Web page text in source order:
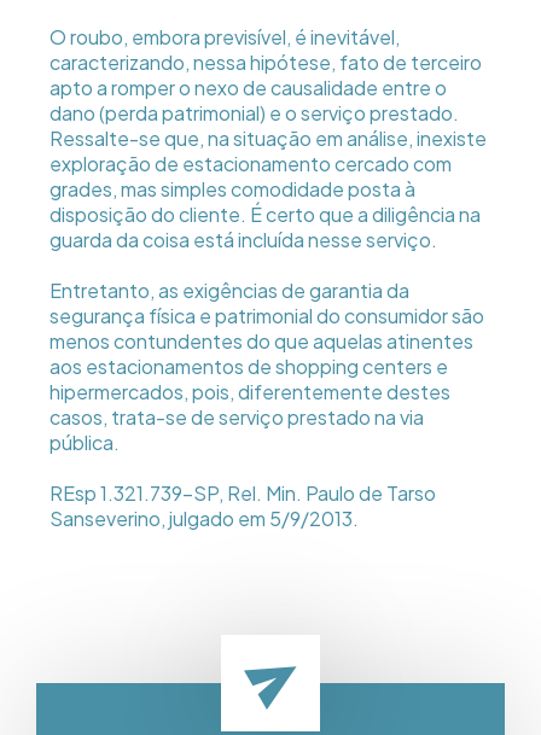
O roubo, embora previsível, é inevitável,
caracterizando, nessa hipótese, fato de terceiro
apto a romper o nexo de causalidade entre o
dano (perda patrimonial) e o serviço prestado.
Ressalte-se que, na situação em análise, inexiste
exploração de estacionamento cercado com
grades, mas simples comodidade posta à
disposição do cliente. É certo que a diligência na
guarda da coisa está incluída nesse serviço.
Entretanto, as exigências de garantia da
segurança física e patrimonial do consumidor são
menos contundentes do que aquelas atinentes
aos estacionamentos de shopping centers e
hipermercados, pois, diferentemente destes
casos, trata-se de serviço prestado na via
pública.
REsp 1.321.739-SP, Rel. Min. Paulo de Tarso
Sanseverino, julgado em 5/9/2013.